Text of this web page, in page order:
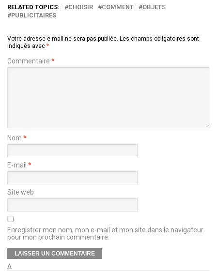
RELATED TOPICS: CHOISIR COMMENT
OBJETS
PUBLICITAIRES
Votre adresse e-mail ne sera pas publiée. Les champs obligatoires sont
indiqués avec *
Commentaire *
Nom *
E-mail *
Site web
Enregistrer mon nom, mon e-mail et mon site dans le navigateur
pour mon prochain commentaire.
Δ